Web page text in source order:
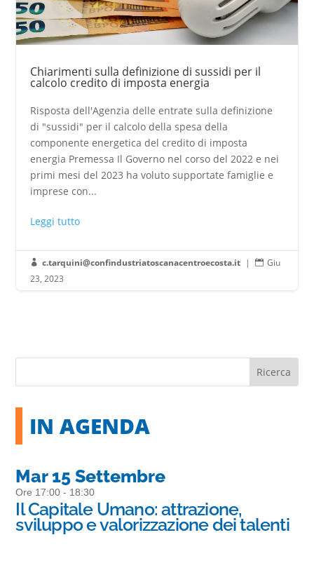
Chiarimenti sulla definizione di sussidi per il
calcolo credito di imposta energia
Risposta dell'Agenzia delle entrate sulla definizione
di "sussidi" per il calcolo della spesa della
componente energetica del credito di imposta
energia Premessa Il Governo nel corso del 2022 e nei
primi mesi del 2023 ha voluto supportate famiglie e
imprese con...
Leggi tutto
 c.tarquini@confindustriatoscanacentroecosta.it |  Giu
23, 2023
IN AGENDA
Mar 15 Settembre
Ore 17:00 - 18:30
Il Capitale Umano: attrazione,
sviluppo e valorizzazione dei talenti